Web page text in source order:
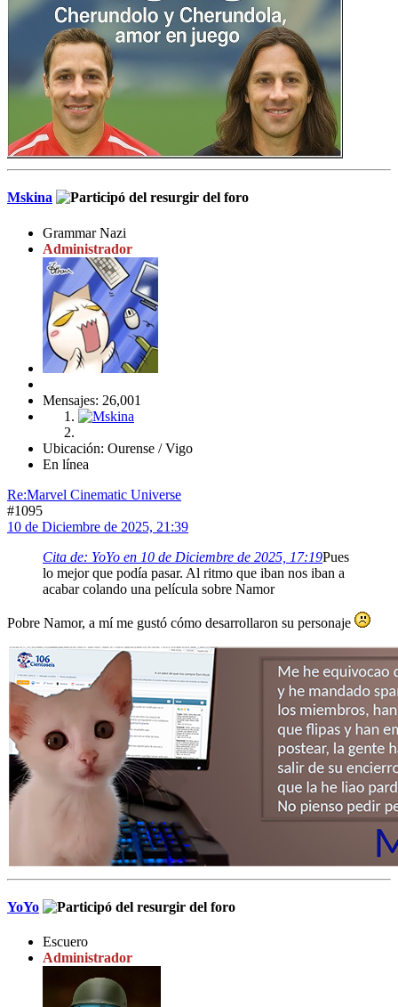
Mskina
Grammar Nazi
Administrador
Mensajes: 26,001
Ubicación: Ourense / Vigo
En línea
Re:Marvel Cinematic Universe
#1095
10 de Diciembre de 2025, 21:39
Cita de: YoYo en 10 de Diciembre de 2025, 17:19Pues
lo mejor que podía pasar. Al ritmo que iban nos iban a
acabar colando una película sobre Namor
Pobre Namor, a mí me gustó cómo desarrollaron su personaje
YoYo
Escuero
Administrador